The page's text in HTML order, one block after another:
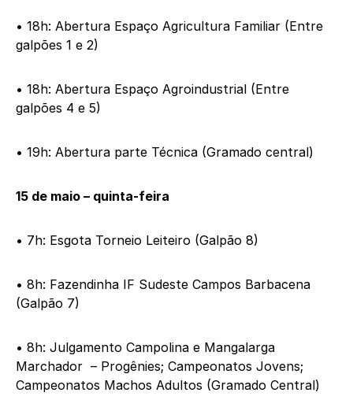
• 18h: Abertura Espaço Agricultura Familiar (Entre
galpões 1 e 2)
• 18h: Abertura Espaço Agroindustrial (Entre
galpões 4 e 5)
• 19h: Abertura parte Técnica (Gramado central)
15 de maio – quinta-feira
• 7h: Esgota Torneio Leiteiro (Galpão 8)
• 8h: Fazendinha IF Sudeste Campos Barbacena
(Galpão 7)
• 8h: Julgamento Campolina e Mangalarga
Marchador – Progênies; Campeonatos Jovens;
Campeonatos Machos Adultos (Gramado Central)